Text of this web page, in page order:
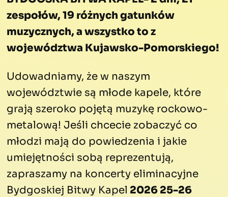
zespołów, 19 różnych gatunków
muzycznych, a wszystko to z
województwa Kujawsko-Pomorskiego!
Udowadniamy, że w naszym
województwie są młode kapele, które
grają szeroko pojętą muzykę rockowo-
metalową! Jeśli chcecie zobaczyć co
młodzi mają do powiedzenia i jakie
umiejętności sobą reprezentują,
zapraszamy na koncerty eliminacyjne
Bydgoskiej Bitwy Kapel 2026 25-26